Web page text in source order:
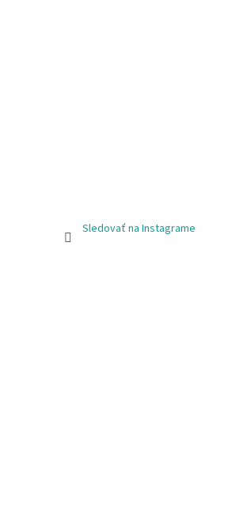
Sledovať na Instagrame